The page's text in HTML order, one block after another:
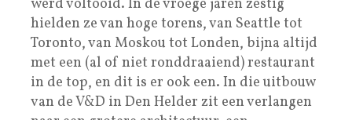
werd voltooid. In de vroege jaren zestig
hielden ze van hoge torens, van Seattle tot
Toronto, van Moskou tot Londen, bijna altijd
met een (al of niet ronddraaiend) restaurant
in de top, en dit is er ook een. In die uitbouw
van de V&D in Den Helder zit een verlangen